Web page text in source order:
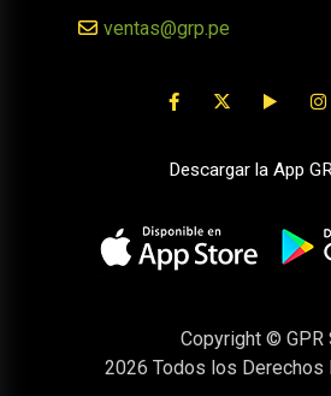
ventas@grp.pe
Descargar la App
Copyright © GPR
2026 Todos los Derechos